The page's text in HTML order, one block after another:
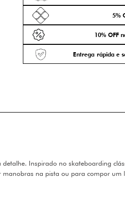
5%
10% OFF
Entrega rápida e
Inspirado no skateboarding
na pista ou para compor um